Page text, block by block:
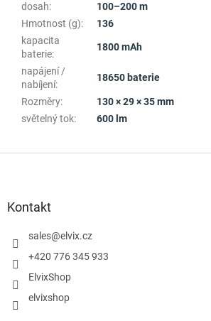
dosah:
100–200 m
Hmotnost (g):
136
kapacita
baterie:
1800 mAh
napájení /
nabíjení:
18650 baterie
Rozměry:
130 × 29 × 35 mm
světelný tok: 600 lm
Kontakt
sales@elvix.cz
+420 776 345 933
ElvixShop
elvixshop